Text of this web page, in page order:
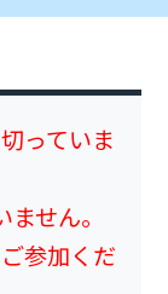
っていま
せん。
参加くだ